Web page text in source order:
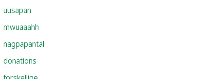
uusapan
mwuaaahh
nagpapantal
donations